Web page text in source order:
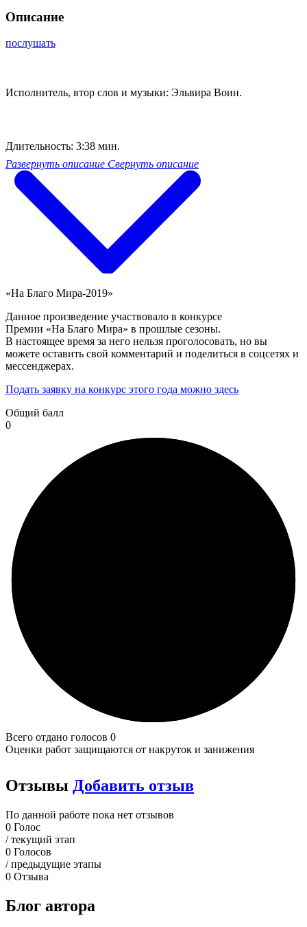
Описание
послушать
Исполнитель, втор слов и музыки: Эльвира Воин.
Длительность: 3:38 мин.
Развернуть описание Свернуть описание
«На Благо Мира-2019»
Данное произведение участвовало в конкурсе
Премии «На Благо Мира» в прошлые сезоны.
В настоящее время за него нельзя проголосовать, но вы
можете оставить свой комментарий и поделиться в соцсетях и
мессенджерах.
Подать заявку на конкурс этого года можно здесь
Общий балл
0
Всего отдано голосов 0
Оценки работ защищаются от накруток и занижения
Отзывы Добавить отзыв
По данной работе пока нет отзывов
0 Голос
/ текущий этап
0 Голосов
/ предыдущие этапы
0 Отзыва
Блог автора